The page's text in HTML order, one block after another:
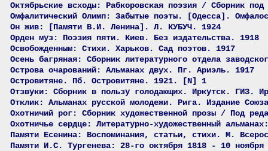
Октябрьские всходы: Рабкоровская поэзия / Сборник
Омфалитический Олимп: Забытые поэты. [Одесса].
Он жив: [Памяти В.И. Ленина]. Л. КУБУЧ. 1924
Орден муз: Поэзия пяти. Киев. Без издательства. 1918
Освобожденным: Стихи. Харьков. Сад поэтов. 1917
Осень багряная: Сборник литературного отдела
Острова очарований: Альманах двух. Пг. Ариэль. 1917
Островитяне. Пб. Островитяне. 1921. [N] 1
Отзвуки: Сборник в пользу голодающих. Иркутск. ГИЗ.
Отклик: Альманах русской молодежи. Рига. Издание
Охотничий рог: Сборник художественной прозы / Под
Охотничье сердце: Литературно-художественный
Памяти Есенина: Воспоминания, статьи, стихи. М.
Памяти И.С. Тургенева: 28-го октября 1818 - 10 ноября